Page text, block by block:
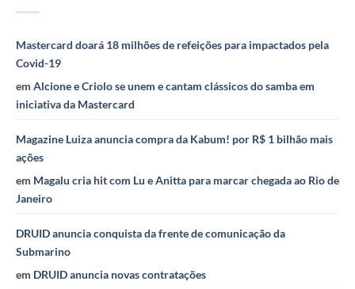
Mastercard doará 18 milhões de refeições para impactados pela
Covid-19
em Alcione e Criolo se unem e cantam clássicos do samba em
iniciativa da Mastercard
Magazine Luiza anuncia compra da Kabum! por R$ 1 bilhão mais
ações
em Magalu cria hit com Lu e Anitta para marcar chegada ao Rio de
Janeiro
DRUID anuncia conquista da frente de comunicação da
Submarino
em DRUID anuncia novas contratações